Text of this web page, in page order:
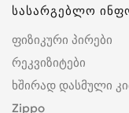
სასარგებლო
ფიზიკური პირები
რეკვიზიტები
ხშირად დასმული
Zippo